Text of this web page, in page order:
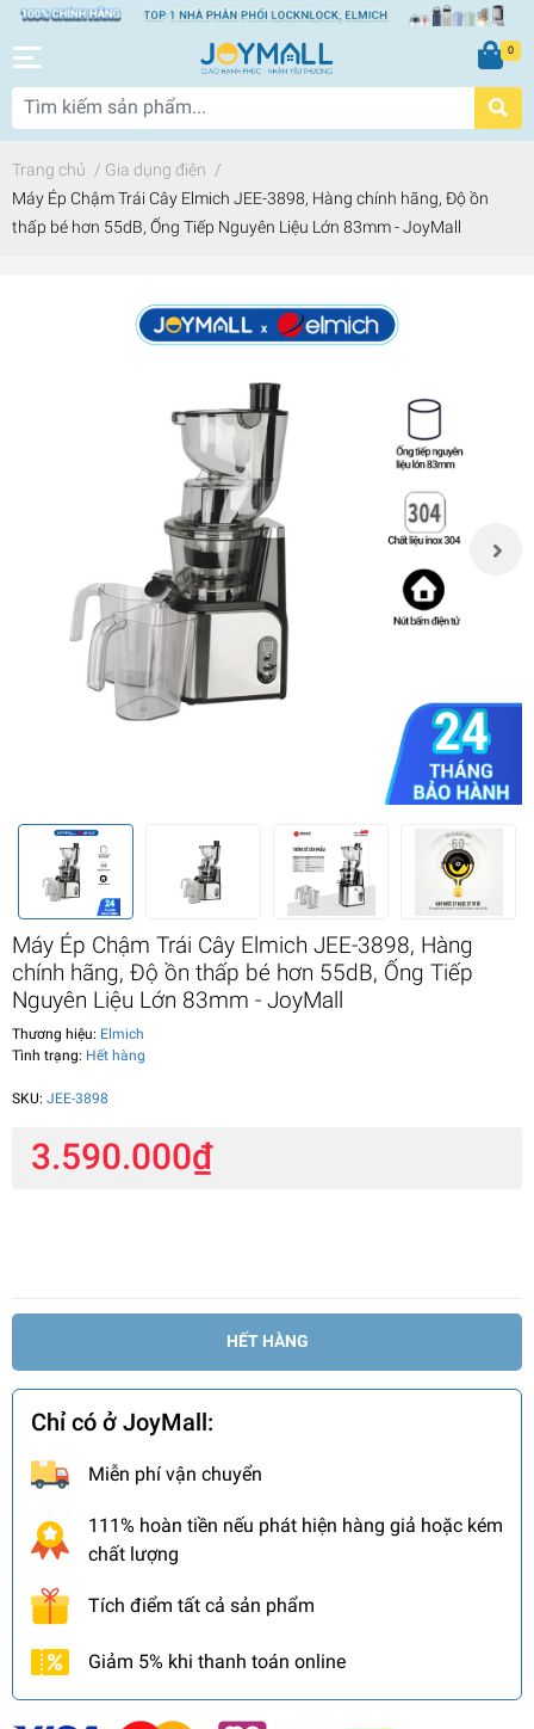
0
Trang chủ / Gia dụng điện /
Máy Ép Chậm Trái Cây Elmich JEE-3898, Hàng chính hãng, Độ ồn
thấp bé hơn 55dB, Ống Tiếp Nguyên Liệu Lớn 83mm - JoyMall
Máy Ép Chậm Trái Cây Elmich JEE-3898, Hàng
chính hãng, Độ ồn thấp bé hơn 55dB, Ống Tiếp
Nguyên Liệu Lớn 83mm - JoyMall
Thương hiệu: Elmich
Tình trạng: Hết hàng
SKU: JEE-3898
3.590.000₫
HẾT HÀNG
Chỉ có ở JoyMall:
Miễn phí vận chuyển
111% hoàn tiền nếu phát hiện hàng giả hoặc kém
chất lượng
Tích điểm tất cả sản phẩm
Giảm 5% khi thanh toán online